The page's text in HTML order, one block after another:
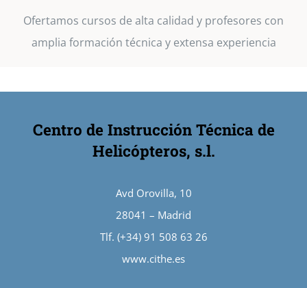
Ofertamos cursos de alta calidad y profesores con
amplia formación técnica y extensa experiencia
Centro de Instrucción Técnica de
Helicópteros, s.l.
Avd Orovilla, 10
28041 – Madrid
Tlf. (+34) 91 508 63 26
www.cithe.es